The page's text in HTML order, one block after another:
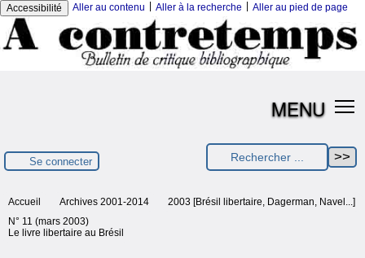
Accessibilité Aller au contenu Aller à la recherche Aller au pied de page
MENU
Se connecter
Accueil Archives 2001-2014
2003 [Brésil libertaire, Dagerman, Navel...]
N° 11 (mars 2003)
Le livre libertaire au Brésil